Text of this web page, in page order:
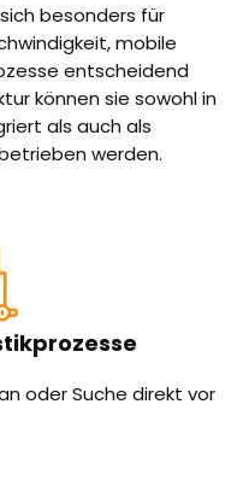
besonders für
mobile
entscheidend
können sie sowohl in
als auch als
werden.
Bestellungen, Service